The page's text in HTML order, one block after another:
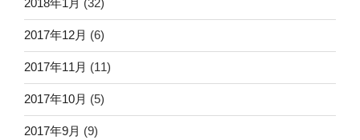
2018年1月 (32)
2017年12月 (6)
2017年11月 (11)
2017年10月 (5)
2017年9月 (9)